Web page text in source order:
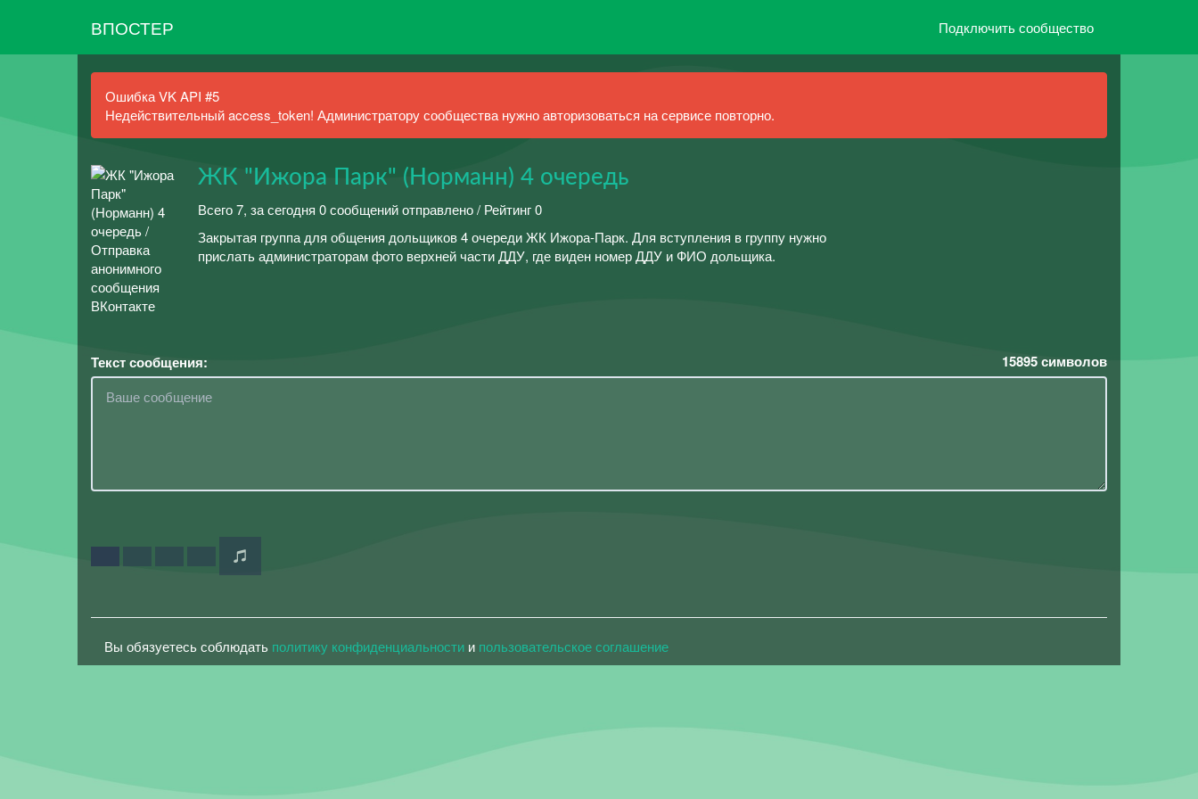
ВПОСТЕР Подключить сообщество
Ошибка VK API #5
Недействительный access_token! Администратору сообщества нужно авторизоваться на сервисе повторно.
ЖК "Ижора Парк" (Норманн) 4 очередь
Всего 7, за сегодня 0 сообщений отправлено / Рейтинг 0
Закрытая группа для общения дольщиков 4 очереди ЖК Ижора-Парк. Для вступления в группу нужно
прислать администраторам фото верхней части ДДУ, где виден номер ДДУ и ФИО дольщика.
Текст сообщения: 15895символов
Вы обязуетесь соблюдать политику конфиденциальности и пользовательское соглашение